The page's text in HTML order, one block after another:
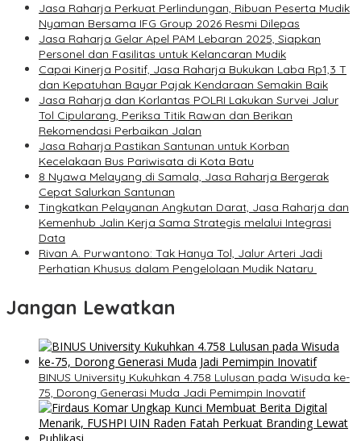
Jasa Raharja Perkuat Perlindungan, Ribuan Peserta Mudik
Nyaman Bersama IFG Group 2026 Resmi Dilepas
Jasa Raharja Gelar Apel PAM Lebaran 2025, Siapkan
Personel dan Fasilitas untuk Kelancaran Mudik
Capai Kinerja Positif, Jasa Raharja Bukukan Laba Rp1,3 T
dan Kepatuhan Bayar Pajak Kendaraan Semakin Baik
Jasa Raharja dan Korlantas POLRI Lakukan Survei Jalur
Tol Cipularang, Periksa Titik Rawan dan Berikan
Rekomendasi Perbaikan Jalan
Jasa Raharja Pastikan Santunan untuk Korban
Kecelakaan Bus Pariwisata di Kota Batu
8 Nyawa Melayang di Samala, Jasa Raharja Bergerak
Cepat Salurkan Santunan
Tingkatkan Pelayanan Angkutan Darat, Jasa Raharja dan
Kemenhub Jalin Kerja Sama Strategis melalui Integrasi
Data
Rivan A. Purwantono: Tak Hanya Tol, Jalur Arteri Jadi
Perhatian Khusus dalam Pengelolaan Mudik Nataru
Jangan Lewatkan
BINUS University Kukuhkan 4.758 Lulusan pada Wisuda ke-
75, Dorong Generasi Muda Jadi Pemimpin Inovatif